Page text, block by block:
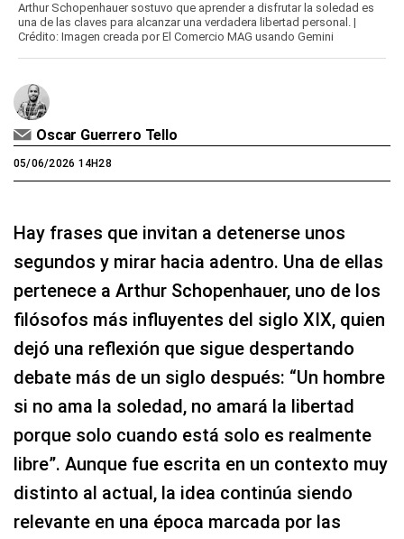
Arthur Schopenhauer sostuvo que aprender a disfrutar la soledad es
una de las claves para alcanzar una verdadera libertad personal. |
Crédito: Imagen creada por El Comercio MAG usando Gemini
Oscar Guerrero Tello
05/06/2026 14H28
Hay frases que invitan a detenerse unos
segundos y mirar hacia adentro. Una de ellas
pertenece a Arthur Schopenhauer, uno de los
filósofos más influyentes del siglo XIX, quien
dejó una reflexión que sigue despertando
debate más de un siglo después: “Un hombre
si no ama la soledad, no amará la libertad
porque solo cuando está solo es realmente
libre”. Aunque fue escrita en un contexto muy
distinto al actual, la idea continúa siendo
relevante en una época marcada por las